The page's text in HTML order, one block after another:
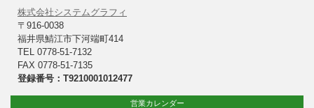
株式会社システムグラフィ
〒916-0038
福井県鯖江市下河端町414
TEL 0778-51-7132
FAX 0778-51-7135
登録番号：T9210001012477
営業カレンダー